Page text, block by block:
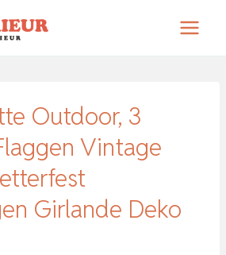
Outdoor, 3
Vintage
Girlande Deko